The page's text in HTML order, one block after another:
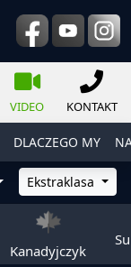
VIDEO KONTAKT
DLACZEGO MY
Ekstraklasa
Kanadyjczyk